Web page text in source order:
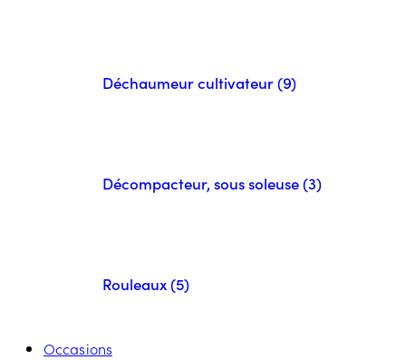
Déchaumeur cultivateur (9)
Décompacteur, sous soleuse (3)
Rouleaux (5)
Occasions